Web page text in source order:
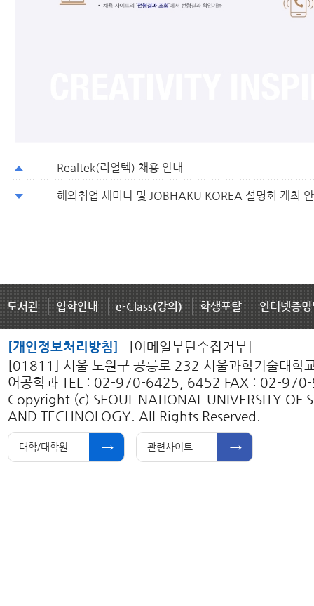
Realtek(리얼텍) 채용 안내
해외취업 세미나 및 JOBHAKU KOREA 설명회 개최
도서관 입학안내 e-Class(강의) 학생포탈 인터넷증
[개인정보처리방침]
[이메일무단수집거부]
[01811] 서울 노원구 공릉로 232 서울과학기술대학
어공학과 TEL : 02-970-6425, 6452 FAX : 02-
Copyright (c) SEOUL NATIONAL UNIVERSITY OF
AND TECHNOLOGY. All Rights Reserved.
대학/대학원 관련사이트